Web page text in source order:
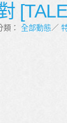
： 全部動態／